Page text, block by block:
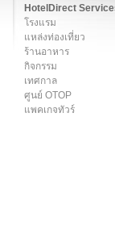
HotelDirect
โรงแรม
แหล่งท่องเที่ยว
ร้านอาหาร
กิจกรรม
เทศกาล
ศูนย์ OTOP
แพคเกจทัวร์